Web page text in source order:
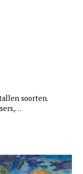
soorten.